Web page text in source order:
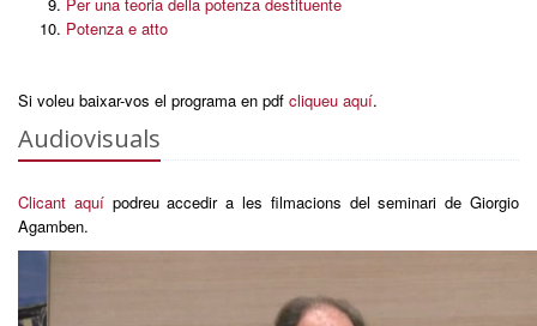
Potenza e atto
Si voleu baixar-vos el programa en pdf cliqueu aquí.
Audiovisuals
Clicant aquípodreu accedir a les filmacions del seminari de Giorgio
Agamben.